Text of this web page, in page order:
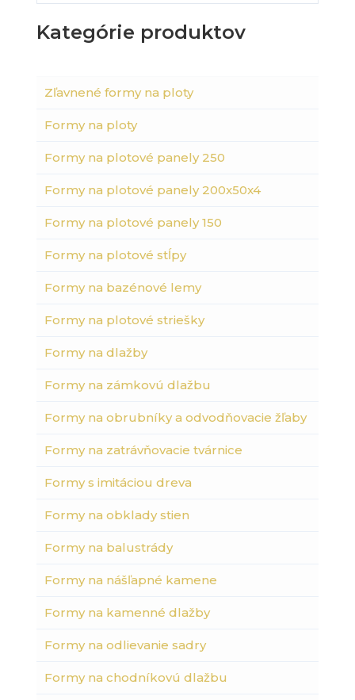
Kategórie produktov
Zľavnené formy na ploty
Formy na ploty
Formy na plotové panely 250
Formy na plotové panely 200x50x4
Formy na plotové panely 150
Formy na plotové stĺpy
Formy na bazénové lemy
Formy na plotové striešky
Formy na dlažby
Formy na zámkovú dlažbu
Formy na obrubníky a odvodňovacie žľaby
Formy na zatrávňovacie tvárnice
Formy s imitáciou dreva
Formy na obklady stien
Formy na balustrády
Formy na nášľapné kamene
Formy na kamenné dlažby
Formy na odlievanie sadry
Formy na chodníkovú dlažbu